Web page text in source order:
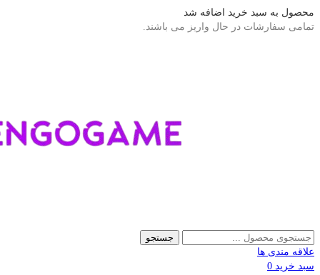
محصول به سبد خرید اضافه شد
تمامی سفارشات در حال واریز می باشند.
جستجو
علاقه مندی ها
سبد خرید 0